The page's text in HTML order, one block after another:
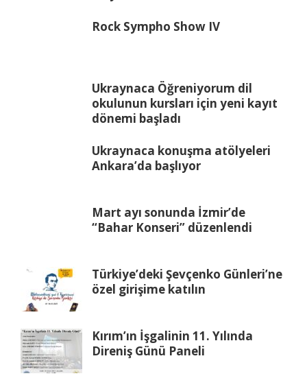
Rock Sympho Show IV
Ukraynaca Öğreniyorum dil
okulunun kursları için yeni kayıt
dönemi başladı
Ukraynaca konuşma atölyeleri
Ankara’da başlıyor
Mart ayı sonunda İzmir’de
“Bahar Konseri” düzenlendi
Türkiye’deki Şevçenko Günleri’ne
özel girişime katılın
Kırım’ın İşgalinin 11. Yılında
Direniş Günü Paneli